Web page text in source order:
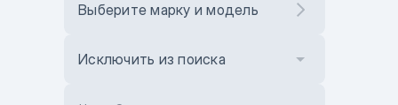
Выберите марку и модель
Исключить из поиска